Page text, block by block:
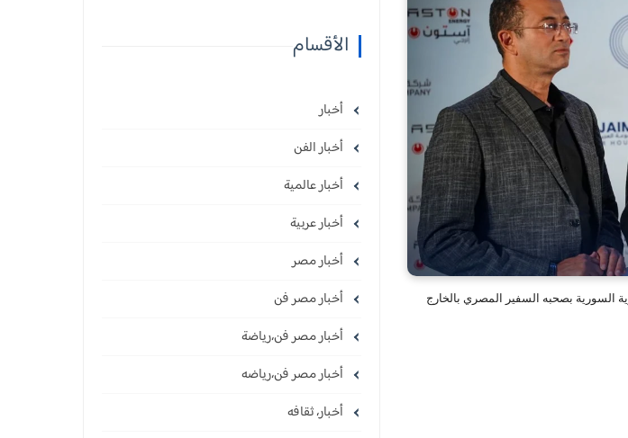
الأقسام
أخبار
أخبار الفن
أخبار عالمية
أخبار عربية
أخبار مصر
أخبار مصر فن
أخبار مصر فن،رياضة
أخبار مصر فن،رياضه
أخبار، ثقافه